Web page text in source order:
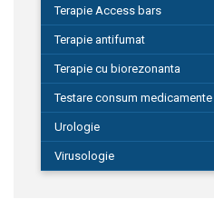
Terapie Access bars
Terapie antifumat
Terapie cu biorezonanta
Testare consum
Urologie
Virusologie